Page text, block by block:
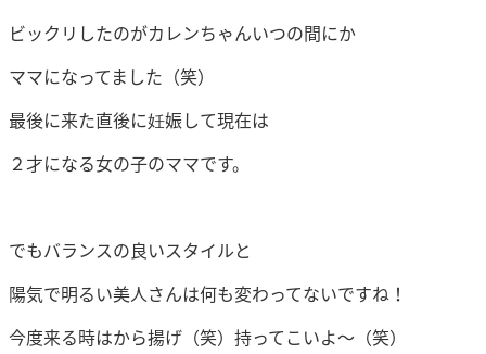
ビックリしたのがカレンちゃんいつの間にか
ママになってました（笑）
最後に来た直後に妊娠して現在は
２才になる女の子のママです。
でもバランスの良いスタイルと
陽気で明るい美人さんは何も変わってないですね！
今度来る時はから揚げ（笑）持ってこいよ～（笑）